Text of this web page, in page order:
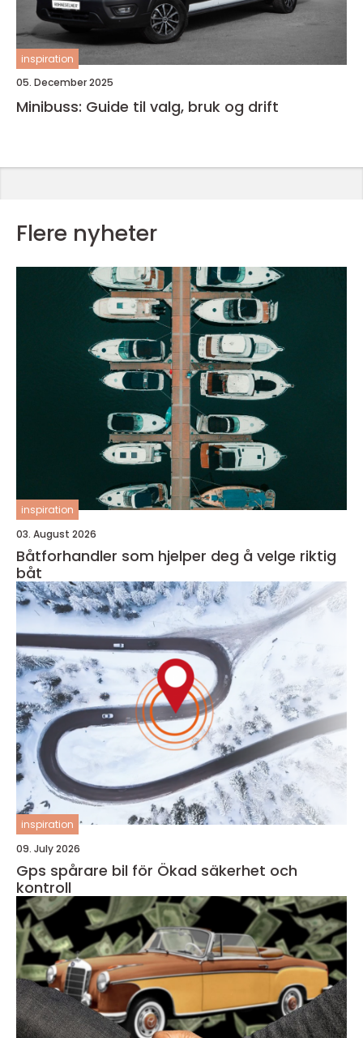
inspiration
05. December 2025
Minibuss: Guide til valg, bruk og drift
Flere nyheter
inspiration
03. August 2026
Båtforhandler som hjelper deg å velge riktig
båt
inspiration
09. July 2026
Gps spårare bil för Ökad säkerhet och
kontroll